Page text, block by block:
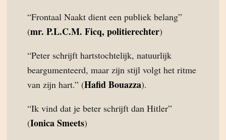
“Frontaal Naakt dient een publiek belang”
(mr. P.L.C.M. Ficq, politierechter)
“Peter schrijft hartstochtelijk, natuurlijk
beargumenteerd, maar zijn stijl volgt het ritme
van zijn hart.” (Hafid Bouazza).
“Ik vind dat je beter schrijft dan Hitler”
(Ionica Smeets)